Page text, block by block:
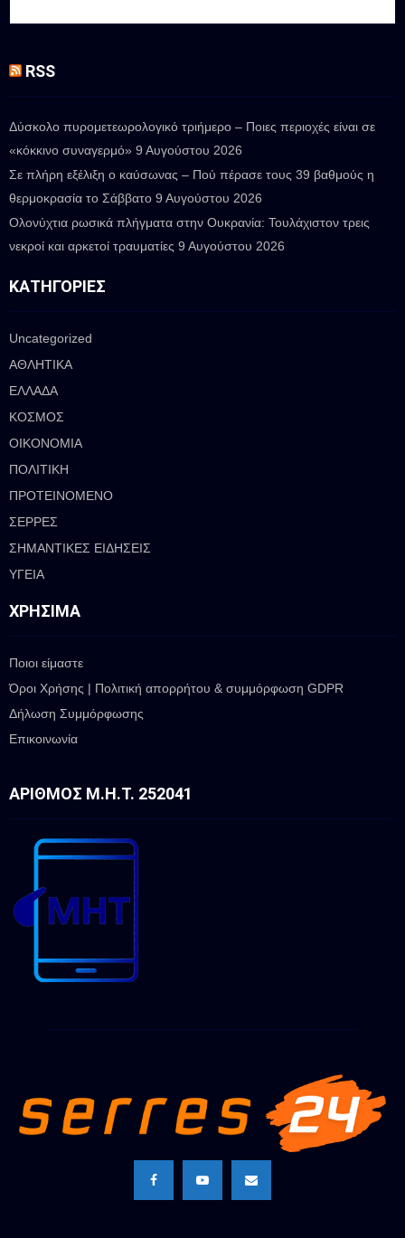
RSS
Δύσκολο πυρομετεωρολογικό τριήμερο – Ποιες περιοχές είναι σε
«κόκκινο συναγερμό» 9 Αυγούστου 2026
Σε πλήρη εξέλιξη ο καύσωνας – Πού πέρασε τους 39 βαθμούς η
θερμοκρασία το Σάββατο 9 Αυγούστου 2026
Ολονύχτια ρωσικά πλήγματα στην Ουκρανία: Τουλάχιστον τρεις
νεκροί και αρκετοί τραυματίες 9 Αυγούστου 2026
ΚΑΤΗΓΟΡΊΕΣ
Uncategorized
ΑΘΛΗΤΙΚΑ
ΕΛΛΑΔΑ
ΚΟΣΜΟΣ
ΟΙΚΟΝΟΜΙΑ
ΠΟΛΙΤΙΚΗ
ΠΡΟΤΕΙΝΟΜΕΝΟ
ΣΕΡΡΕΣ
ΣΗΜΑΝΤΙΚΕΣ ΕΙΔΗΣΕΙΣ
ΥΓΕΙΑ
ΧΡΉΣΙΜΑ
Ποιοι είμαστε
Όροι Χρήσης | Πολιτική απορρήτου & συμμόρφωση GDPR
Δήλωση Συμμόρφωσης
Επικοινωνία
ΑΡΙΘΜΌΣ Μ.Η.Τ. 252041